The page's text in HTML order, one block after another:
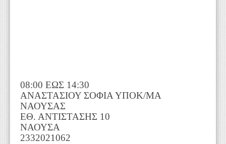
08:00 ΕΩΣ 14:30
ΑΝΑΣΤΑΣΙΟΥ ΣΟΦΙΑ ΥΠΟΚ/ΜΑ
ΝΑΟΥΣΑΣ
ΕΘ. ΑΝΤΙΣΤΑΣΗΣ 10
ΝΑΟΥΣΑ
2332021062